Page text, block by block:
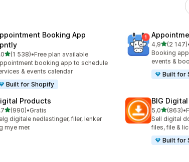
Booking App
av 5 stjerner
(1 538)
1538 omtaler
•Free plan available
booking app to schedule
& events calendar
Built for Shopify
4,9av 5(2 147)
Totalt 2147
Booking
events &
Built for
Products
av 5 stjerner
(990)
990 omtaler
•Gratis
digitale nedlastinger, filer, lenker
mye mer.
BIG
5,0av 5(863)
Totalt 863 •
Sell digital
files, file &
Built for